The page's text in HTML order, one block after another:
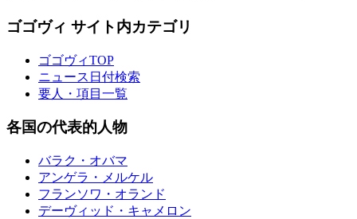
ゴゴヴィ サイト内カテゴリ
ゴゴヴィTOP
ニュース日付検索
要人・項目一覧
各国の代表的人物
バラク・オバマ
アンゲラ・メルケル
フランソワ・オランド
デーヴィッド・キャメロン